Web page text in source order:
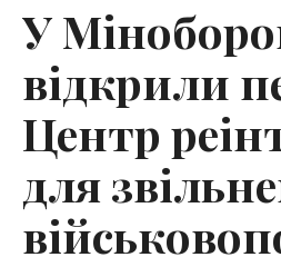
У
відкрили
Центр
для